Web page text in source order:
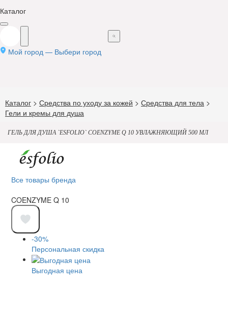
Каталог
Мой город — Выбери город
Каталог > Средства по уходу за кожей > Средства для тела >
Гели и кремы для душа
ГЕЛЬ ДЛЯ ДУША `ESFOLIO` COENZYME Q 10 УВЛАЖНЯЮЩИЙ 500 МЛ
Все товары бренда
COENZYME Q 10
-30%
Персональная скидка
Выгодная цена